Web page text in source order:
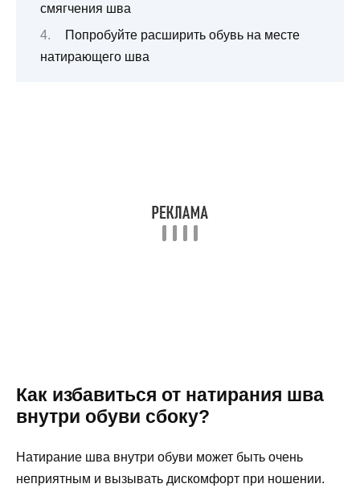
смягчения шва
Попробуйте расширить обувь на месте
натирающего шва
Как избавиться от натирания шва
внутри обуви сбоку?
Натирание шва внутри обуви может быть очень
неприятным и вызывать дискомфорт при ношении.